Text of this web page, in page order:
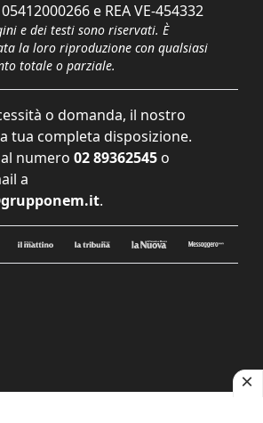
e REA VE-454332
e dei testi sono riservati. È
la loro riproduzione con qualsiasi
totale o parziale.
o domanda, il nostro
tua completa disposizione.
numero 02 89362545 o
a
.